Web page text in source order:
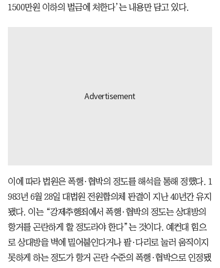
1500만원 이하의 벌금에 처한다’는 내용만 담고 있다.
이에 따라 법원은 폭행·협박의 정도를 해석을 통해 정했다. 1
983년 6월 28일 대법원 전원합의체 판결이 지난 40년간 유지
됐다. 이는 “강제추행죄에서 폭행·협박의 정도는 상대방의
항거를 곤란하게 할 정도라야 한다”는 것이다. 예컨대 힘으
로 상대방을 벽에 밀어붙인다거나 팔·다리로 눌러 움직이지
못하게 하는 정도가 항거 곤란 수준의 폭행·협박으로 인정됐